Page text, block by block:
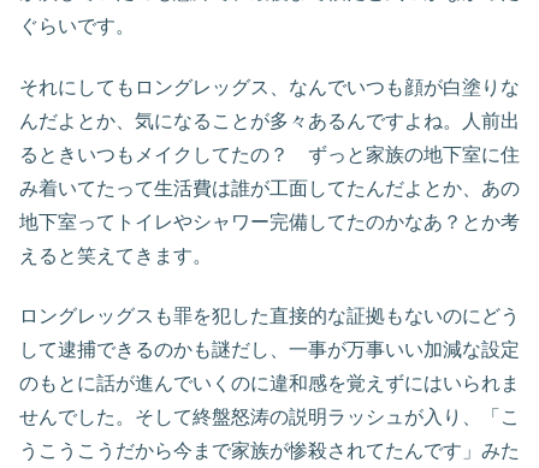
ぐらいです。
それにしてもロングレッグス、なんでいつも顔が白塗りな
んだよとか、気になることが多々あるんですよね。人前出
るときいつもメイクしてたの？ ずっと家族の地下室に住
み着いてたって生活費は誰が工面してたんだよとか、あの
地下室ってトイレやシャワー完備してたのかなあ？とか考
えると笑えてきます。
ロングレッグスも罪を犯した直接的な証拠もないのにどう
して逮捕できるのかも謎だし、一事が万事いい加減な設定
のもとに話が進んでいくのに違和感を覚えずにはいられま
せんでした。そして終盤怒涛の説明ラッシュが入り、「こ
うこうこうだから今まで家族が惨殺されてたんです」みた